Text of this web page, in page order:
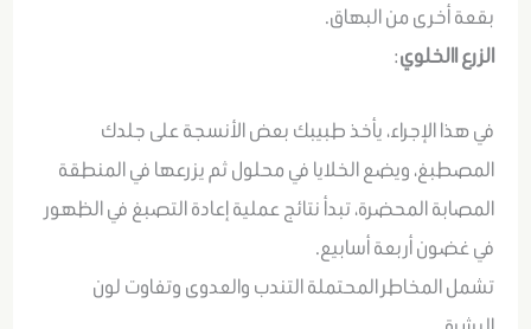
بقعة أخرى من البهاق.
الزرع االخلوي:
في هذا الإجراء، يأخذ طبيبك بعض الأنسجة على جلدك
المصطبغ، ويضع الخلايا في محلول ثم يزرعها في المنطقة
المصابة المحضرة، تبدأ نتائج عملية إعادة التصبغ في الظهور
في غضون أربعة أسابيع.
تشمل المخاطر المحتملة التندب والعدوى وتفاوت لون